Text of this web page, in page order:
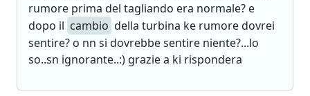
rumore prima del tagliando era normale? e
dopo il cambio della turbina ke rumore dovrei
sentire? o nn si dovrebbe sentire niente?...lo
so..sn ignorante..:) grazie a ki rispondera